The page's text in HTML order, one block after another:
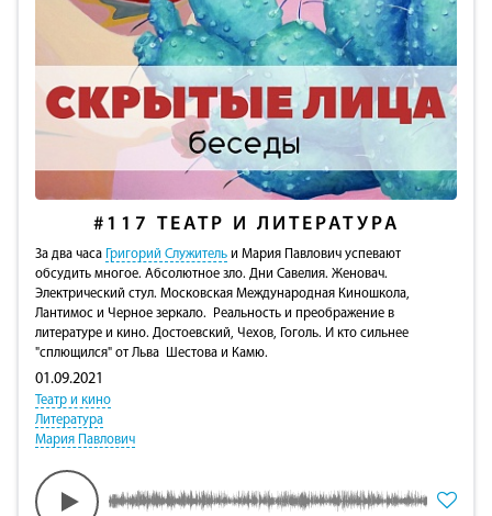
#117 ТЕАТР И ЛИТЕРАТУРА
За два часа Григорий Служитель и Мария Павлович успевают
обсудить многое. Абсолютное зло. Дни Савелия. Женовач.
Электрический стул. Московская Международная Киношкола,
Лантимос и Черное зеркало. Реальность и преображение в
литературе и кино. Достоевский, Чехов, Гоголь. И кто сильнее
"сплющился" от Льва Шестова и Камю.
01.09.2021
Театр и кино
Литература
Мария Павлович